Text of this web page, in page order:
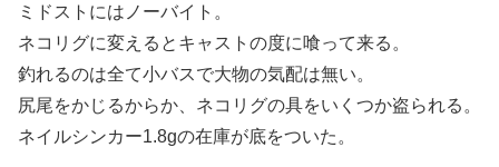
ミドストにはノーバイト。
ネコリグに変えるとキャストの度に喰って来る。
釣れるのは全て小バスで大物の気配は無い。
尻尾をかじるからか、ネコリグの具をいくつか盗られる。
ネイルシンカー1.8gの在庫が底をついた。